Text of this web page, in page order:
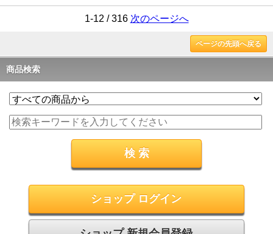
1-12 / 316 次のページへ
ページの先頭へ戻る
商品検索
ショップ ログイン